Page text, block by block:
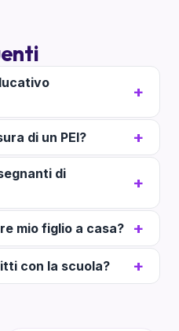
di un PEI?
di
mio figlio a casa?
con la scuola?